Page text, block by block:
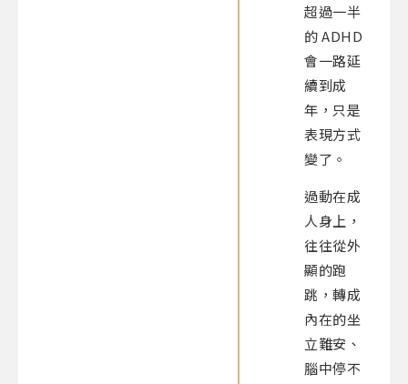
超過一半
的 ADHD
會一路延
續到成
年，只是
表現方式
變了。
過動在成
人身上，
往往從外
顯的跑
跳，轉成
內在的坐
立難安、
腦中停不